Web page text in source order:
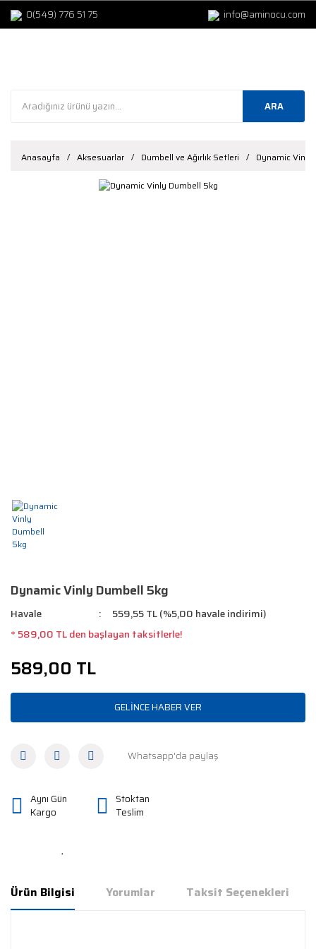
0(549) 776 51 75 info@aminocu.com
ARA
Anasayfa Aksesuarlar Dumbell ve Ağırlık Setleri Dynamic Vinly
Dynamic Vinly Dumbell 5kg
Havale
559,55 TL (%5,00 havale indirimi)
* 589,00 TL den başlayan taksitlerle!
589,00 TL
GELİNCE HABER VER
Whatsapp'da paylaş
Aynı Gün
Kargo
Stoktan
Teslim
Ürün Bilgisi Yorumlar Taksit Seçenekleri